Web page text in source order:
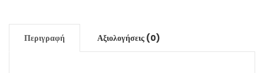
Περιγραφή Αξιολογήσεις (0)